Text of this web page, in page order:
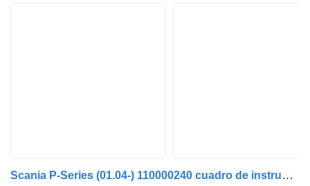
Scania P-Series (01.04-) 110000240 cuadro de instrumentos para Scania P,G,R,T-series (2004-2017) cabeza tractora